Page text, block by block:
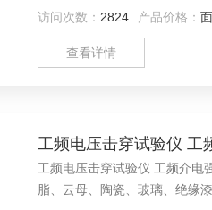
的试验
访问次数： 2824 产品价格：
查看详情
工频电压击穿试验仪 工
工频电压击穿试验仪 工频介电
脂、云母、陶瓷、玻璃、绝缘